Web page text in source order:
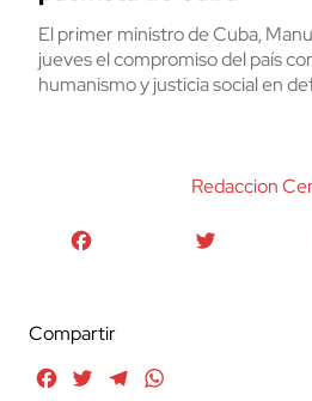
El primer ministro de Cuba,
jueves el compromiso del país
humanismo y justicia social en
Redaccion
Compartir
FacebookTwitterTelegram